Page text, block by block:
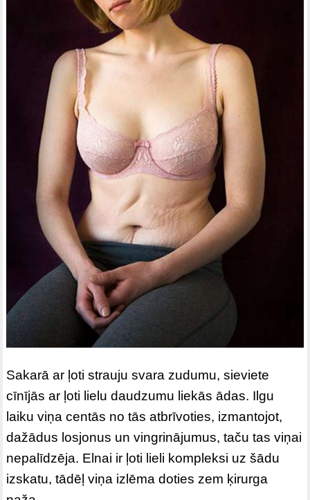
Sakarā ar ļoti strauju svara zudumu, sieviete
cīnījās ar ļoti lielu daudzumu liekās ādas. Ilgu
laiku viņa centās no tās atbrīvoties, izmantojot,
dažādus losjonus un vingrinājumus, taču tas viņai
nepalīdzēja. Elnai ir ļoti lieli kompleksi uz šādu
izskatu, tādēļ viņa izlēma doties zem ķirurga